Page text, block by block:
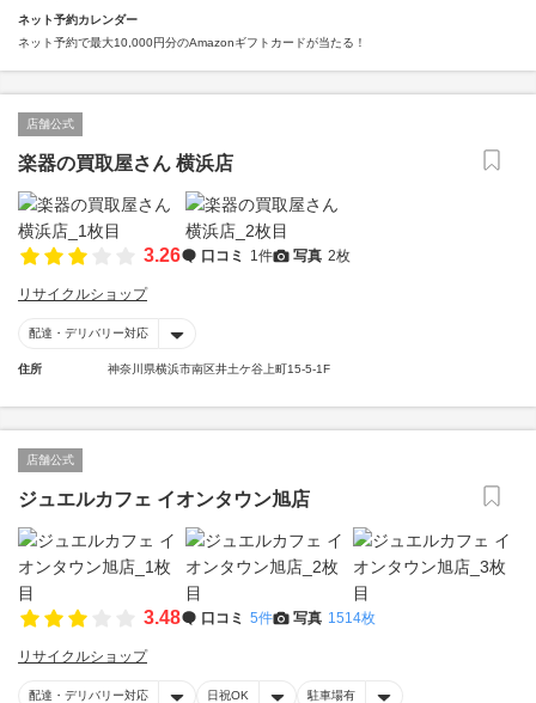
ネット予約カレンダー
ネット予約で最大10,000円分のAmazonギフトカードが当たる！
店舗公式
楽器の買取屋さん 横浜店
3.26 口コミ 1件 写真 2枚
リサイクルショップ
配達・デリバリー対応
住所 神奈川県横浜市南区井土ケ谷上町15-5-1F
店舗公式
ジュエルカフェ イオンタウン旭店
3.48 口コミ 5件 写真 1514枚
リサイクルショップ
配達・デリバリー対応 日祝OK 駐車場有